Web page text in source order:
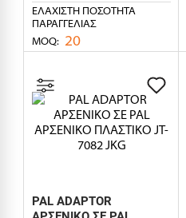
ΕΛΆΧΙΣΤΗ ΠΟΣΌΤΗΤΑ
ΠΑΡΑΓΓΕΛΊΑΣ
MOQ: 20
PAL ADAPTOR